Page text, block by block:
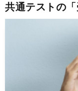
共通テストの